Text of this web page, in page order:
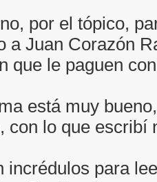
por el tópico,
a Juan Corazón
que le paguen
está muy
con lo que escribí
incrédulos para